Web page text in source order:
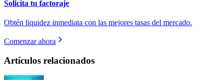
Solicita tu factoraje
Obtén liquidez inmediata con las mejores tasas del mercado.
Comenzar ahora
Artículos relacionados